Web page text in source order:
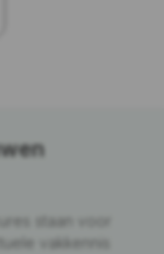
staan voor
vakkennis